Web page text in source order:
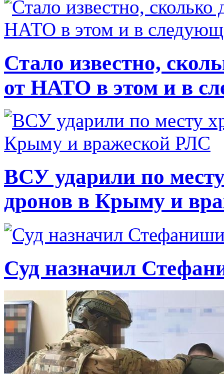
Стало известно,
от НАТО в этом и в
ВСУ ударили по
дронов в Крыму и
Суд назначил